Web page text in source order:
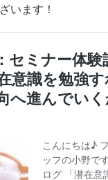
います！